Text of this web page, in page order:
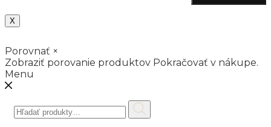
X
Porovnať ×
Zobraziť porovanie produktov Pokračovať v nákupe.
Menu
Hľadať: